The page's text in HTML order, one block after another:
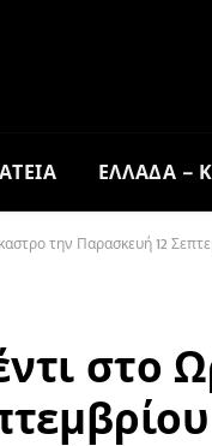
ΕΛΛΑΔΑ –
την Παρασκευή 12
στο